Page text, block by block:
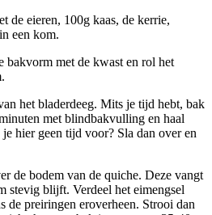
de eieren, 100g kaas, de kerrie,
een kom.
met de kwast en rol het
het bladerdeeg. Mits je tijd hebt, bak
met blindbakvulling en haal
hier geen tijd voor? Sla dan over en
de bodem van de quiche. Deze vangt
stevig blijft. Verdeel het eimengsel
de preiringen eroverheen. Strooi dan